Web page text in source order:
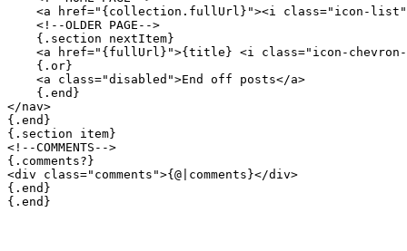
<a href="{collection.fullUrl}"><i class="icon-
    <!--OLDER PAGE-->
    {.section nextItem}
<a href="{fullUrl}">{title} <i class="icon-
    {.or}
    <a class="disabled">End off posts</a>
    {.end}
</nav>
{.end}
{.section item}
<!--COMMENTS-->
{.comments?}
<div class="comments">{@|comments}</div>
{.end}